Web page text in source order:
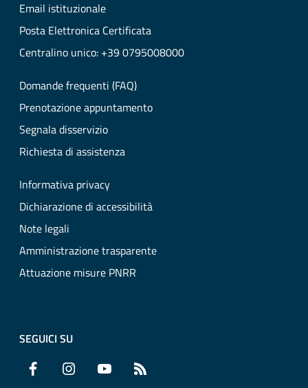
Email istituzionale
Posta Elettronica Certificata
Centralino unico: +39 0795008000
Domande frequenti (FAQ)
Prenotazione appuntamento
Segnala disservizio
Richiesta di assistenza
Informativa privacy
Dichiarazione di accessibilità
Note legali
Amministrazione trasparente
Attuazione misure PNRR
SEGUICI SU
Facebook Instagram YouTube